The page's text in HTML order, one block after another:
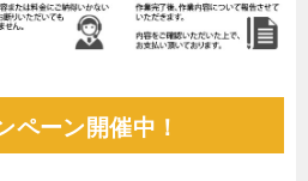
ペーン開催中！